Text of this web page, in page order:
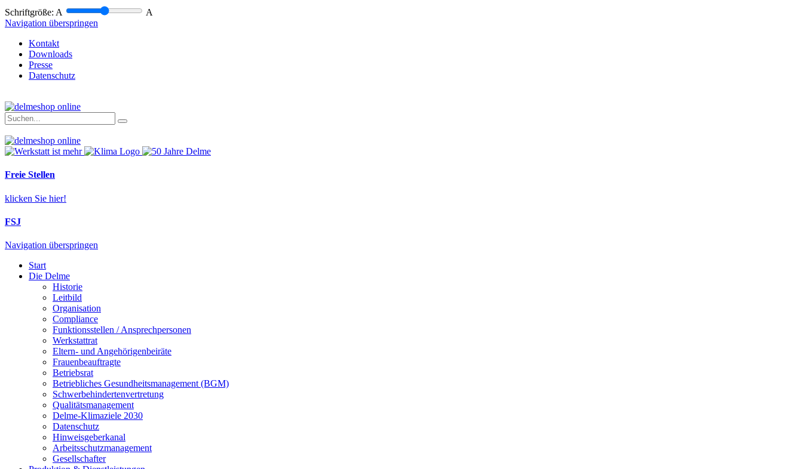
Schriftgröße: A
A
Navigation überspringen
Kontakt
Downloads
Presse
Datenschutz
Freie Stellen
klicken Sie hier!
FSJ
Navigation überspringen
Start
Die Delme
Historie
Leitbild
Organisation
Compliance
Funktionsstellen / Ansprechpersonen
Werkstattrat
Eltern- und Angehörigenbeiräte
Frauenbeauftragte
Betriebsrat
Betriebliches Gesundheitsmanagement (BGM)
Schwerbehindertenvertretung
Qualitätsmanagement
Delme-Klimaziele 2030
Datenschutz
Hinweisgeberkanal
Arbeitsschutzmanagement
Gesellschafter